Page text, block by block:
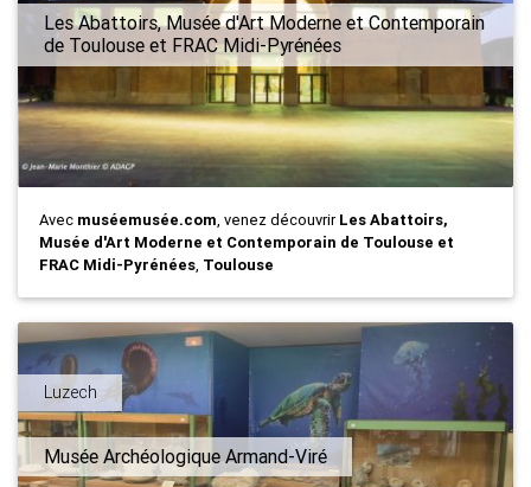
Les Abattoirs, Musée d'Art Moderne et Contemporain
de Toulouse et FRAC Midi-Pyrénées
Avec muséemusée.com, venez découvrirLes Abattoirs,
Musée d'Art Moderne et Contemporain de Toulouse et
FRAC Midi-Pyrénées, Toulouse
Luzech
Musée Archéologique Armand-Viré